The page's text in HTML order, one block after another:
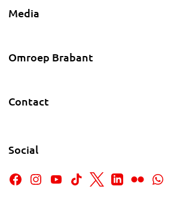
Media
Omroep Brabant
Contact
Social